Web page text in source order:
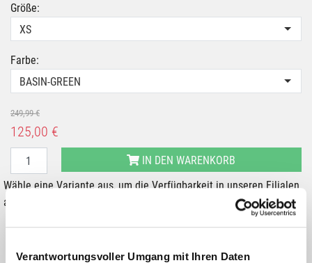
Verantwortungsvoller Umgang mit Ihren Daten
Größe:
XS
Farbe:
BASIN-GREEN
249,99 €
125,00 €
IN DEN WARENKORB
Wähle eine Variante aus, um die Verfügbarkeit in unseren Filialen
anzuzeigen
Du hast eine Frage?